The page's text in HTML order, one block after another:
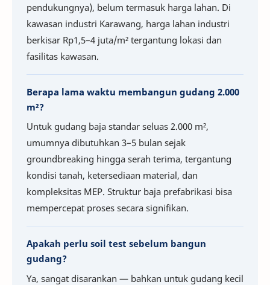
pendukungnya), belum termasuk harga lahan. Di
kawasan industri Karawang, harga lahan industri
berkisar Rp1,5–4 juta/m² tergantung lokasi dan
fasilitas kawasan.
Berapa lama waktu membangun gudang 2.000
m²?
Untuk gudang baja standar seluas 2.000 m²,
umumnya dibutuhkan 3–5 bulan sejak
groundbreaking hingga serah terima, tergantung
kondisi tanah, ketersediaan material, dan
kompleksitas MEP. Struktur baja prefabrikasi bisa
mempercepat proses secara signifikan.
Apakah perlu soil test sebelum bangun
gudang?
Ya, sangat disarankan — bahkan untuk gudang kecil